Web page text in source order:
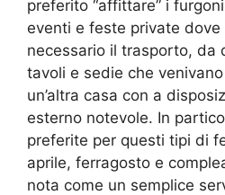
preferito “affittare” i
eventi e feste private dove
necessario il trasporto, da
tavoli e sedie che
un’altra casa con a
esterno notevole. In
preferite per questi tipi di
aprile, ferragosto e
nota come un semplice